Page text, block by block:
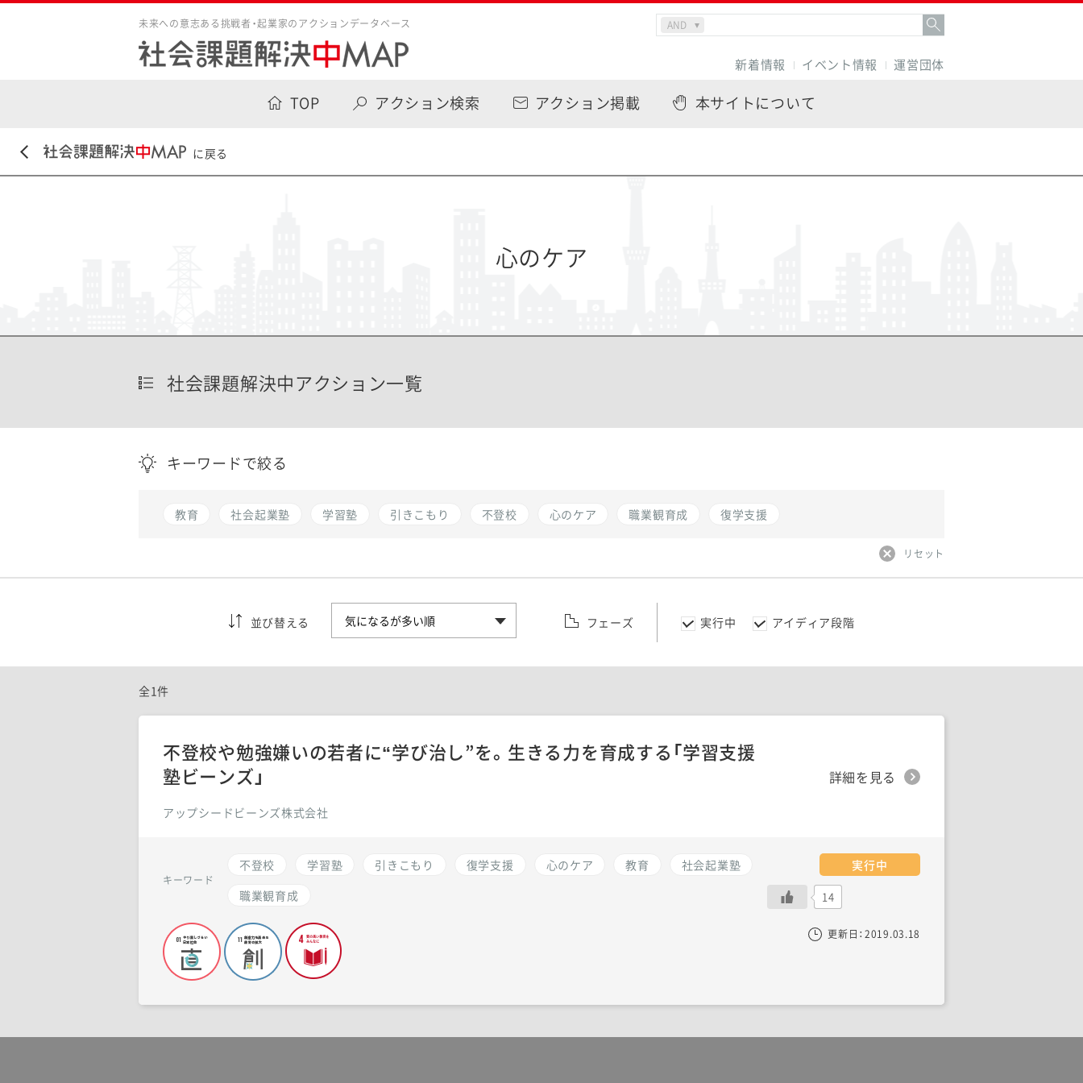
未来への意志ある挑戦者・起業家のアクションデータベース
新着情報 イベント情報 運営団体
TOP アクション検索 アクション掲載 本サイトについて
に戻る
心のケア
社会課題解決中アクション一覧
キーワードで絞る
教育 社会起業塾 学習塾 引きこもり 不登校 心のケア 職業観育成 復学支援
リセット
並び替える フェーズ 実行中 アイディア段階
全1件
不登校や勉強嫌いの若者に“学び治し”を。生きる力を育成する「学習支援
塾ビーンズ」
アップシードビーンズ株式会社
詳細を見る
キーワード
不登校 学習塾 引きこもり 復学支援 心のケア 教育
社会起業塾
職業観育成
実行中
14
更新日： 2019.03.18